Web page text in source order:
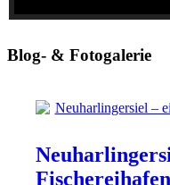
Blog- & Fotogalerie